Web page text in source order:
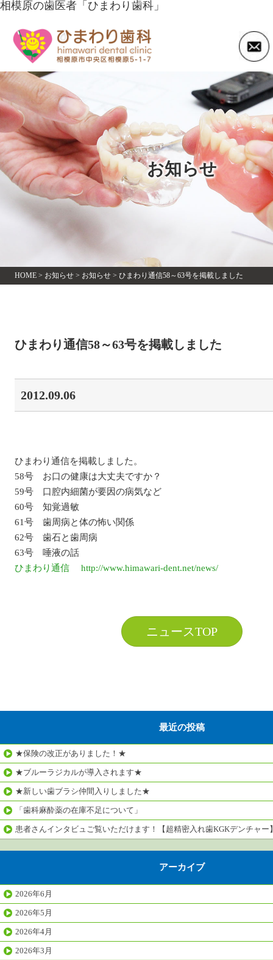
相模原の歯医者「ひまわり歯科」
お知らせ
HOME> お知らせ> お知らせ> ひまわり通信58～63号を掲載しました
ひまわり通信58～63号を掲載しました
2012.09.06
ひまわり通信を掲載しました。
58号 お口の健康は大丈夫ですか？
59号 口腔内細菌が要因の病気など
60号 知覚過敏
61号 歯周病と体の怖い関係
62号 歯石と歯周病
63号 唾液の話
ひまわり通信 http://www.himawari-dent.net/news/
ニュースTOP
最近の投稿
★保険の改正がありました！★
★ブルーラジカルが導入されます★
★新しい歯ブラシ仲間入りしました★
「歯科麻酔薬の在庫不足について」
患者さんインタビュご覧いただけます！【超精密入れ歯KGKデンチャー
アーカイブ
2026年6月
2026年5月
2026年4月
2026年3月